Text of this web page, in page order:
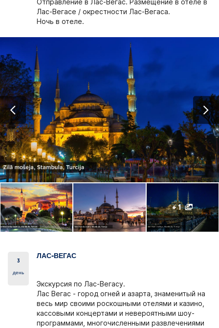
Отправление в Лас-Вегас. Размещение в отеле в
Лас-Вегасе / окрестности Лас-Вегаса.
Ночь в отеле.
+ 1
3
день
ЛАС-ВЕГАС
Экскурсия по Лас-Вегасу.
Лас Вегас - город огней и азарта, знаменитый на
весь мир своими роскошными отелями и казино,
кассовыми концертами и невероятными шоу-
программами, многочисленными развлечениями